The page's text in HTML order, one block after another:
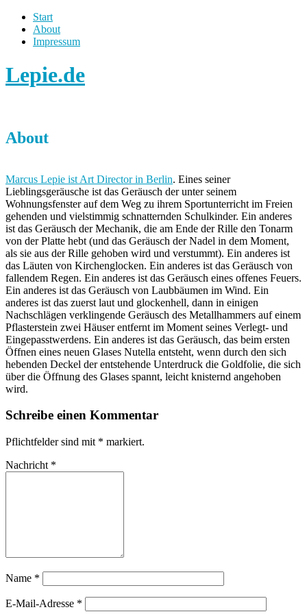
Start
About
Impressum
Lepie.de
About
Marcus Lepie ist Art Director in Berlin. Eines seiner
Lieblingsgeräusche ist das Geräusch der unter seinem
Wohnungsfenster auf dem Weg zu ihrem Sportunterricht im Freien
gehenden und vielstimmig schnatternden Schulkinder. Ein anderes
ist das Geräusch der Mechanik, die am Ende der Rille den Tonarm
von der Platte hebt (und das Geräusch der Nadel in dem Moment,
als sie aus der Rille gehoben wird und verstummt). Ein anderes ist
das Läuten von Kirchenglocken. Ein anderes ist das Geräusch von
fallendem Regen. Ein anderes ist das Geräusch eines offenes Feuers.
Ein anderes ist das Geräusch von Laubbäumen im Wind. Ein
anderes ist das zuerst laut und glockenhell, dann in einigen
Nachschlägen verklingende Geräusch des Metallhammers auf einem
Pflasterstein zwei Häuser entfernt im Moment seines Verlegt- und
Eingepasstwerdens. Ein anderes ist das Geräusch, das beim ersten
Öffnen eines neuen Glases Nutella entsteht, wenn durch den sich
hebenden Deckel der entstehende Unterdruck die Goldfolie, die sich
über die Öffnung des Glases spannt, leicht knisternd angehoben
wird.
Schreibe einen Kommentar
Pflichtfelder sind mit * markiert.
Nachricht *
Name *
E-Mail-Adresse *